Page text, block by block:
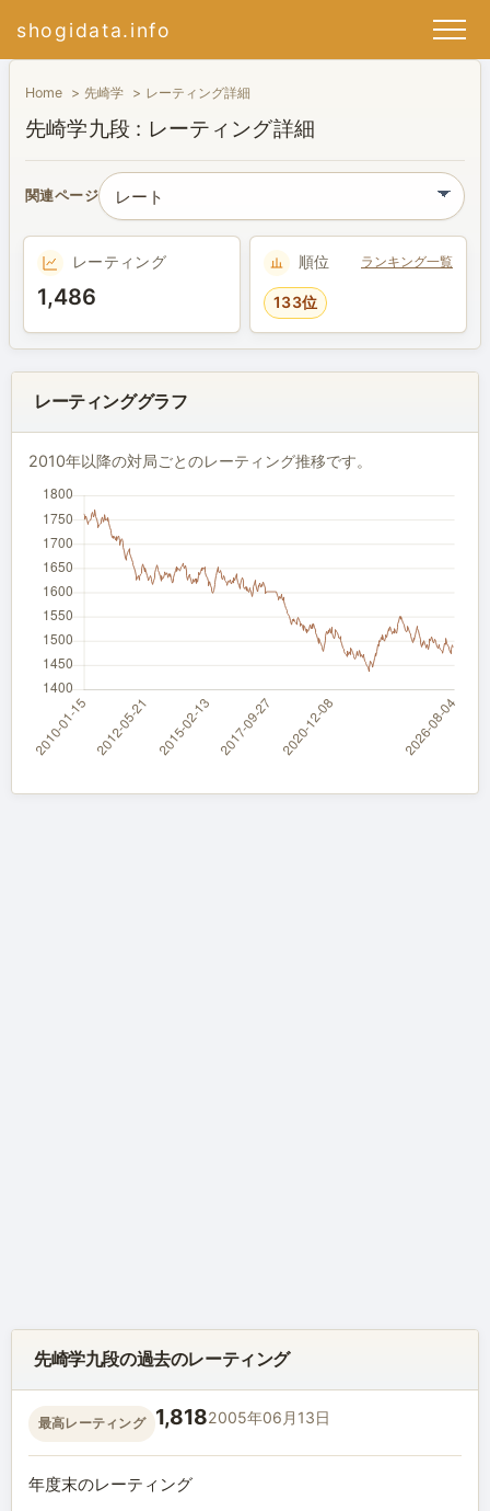
shogidata.info
Home 先崎学 レーティング詳細
先崎学九段 : レーティング詳細
関連ページ
レーティング
1,486
順位 ランキング一覧
133位
レーティンググラフ
2010年以降の対局ごとのレーティング推移です。
先崎学九段の過去のレーティング
最高レーティング 1,8182005年06月13日
年度末のレーティング